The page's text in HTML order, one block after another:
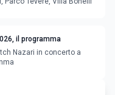
il programma
Nazari in concerto a